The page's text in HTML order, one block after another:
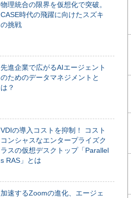
物理統合の限界を仮想化で突破。
CASE時代の飛躍に向けたスズキ
の挑戦
先進企業で広がるAIエージェント
のためのデータマネジメントと
は？
VDIの導入コストを抑制！ コスト
コンシャスなエンタープライズク
ラスの仮想デスクトップ「Parallel
s RAS」とは
加速するZoomの進化、エージェ